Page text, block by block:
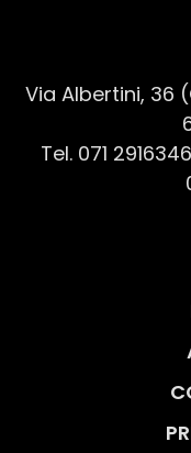
Via Albertini, 36
Tel. 071 2916346